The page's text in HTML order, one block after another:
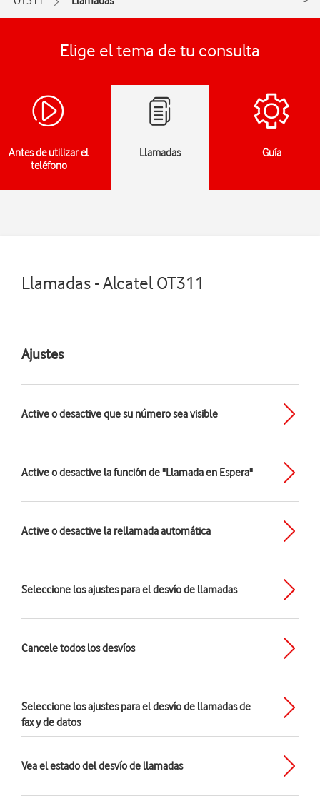
Elige el tema de tu consulta
Antes de utilizar el
teléfono
Llamadas Guía
Llamadas - Alcatel OT311
Ajustes
Active o desactive que su número sea visible
Active o desactive la función de "Llamada en Espera"
Active o desactive la rellamada automática
Seleccione los ajustes para el desvío de llamadas
Cancele todos los desvíos
Seleccione los ajustes para el desvío de llamadas de
fax y de datos
Vea el estado del desvío de llamadas